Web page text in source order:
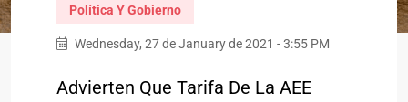
Política Y Gobierno
Wednesday, 27 de January de 2021 - 3:55 PM
Advierten Que Tarifa De La AEE